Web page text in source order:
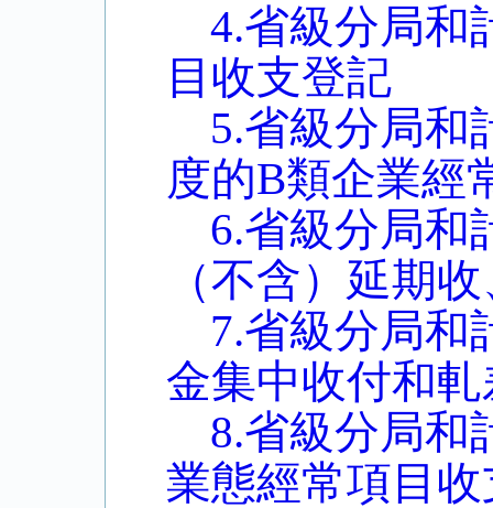
4.省級分局和
目收支登記
5.省級分局和
度的B類企業經
6.省級分局和
（不含）延期
7.省級分局和
金集中收付和
8.省級分局和
業態經常項目